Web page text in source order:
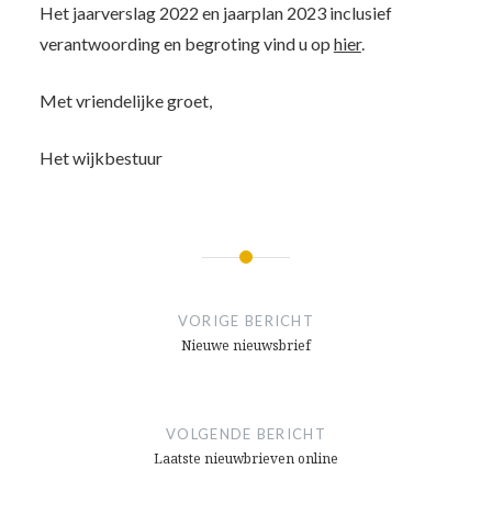
Het jaarverslag 2022 en jaarplan 2023 inclusief
verantwoording en begroting vind u op hier.
Met vriendelijke groet,
Het wijkbestuur
VORIGE BERICHT
Nieuwe nieuwsbrief
VOLGENDE BERICHT
Laatste nieuwbrieven online